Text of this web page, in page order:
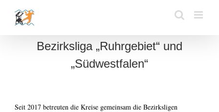
Inhalt
springen
Bezirksliga „Ruhrgebiet“ und
„Südwestfalen“
Seit 2017 betreuten die Kreise gemeinsam die Bezirksligen